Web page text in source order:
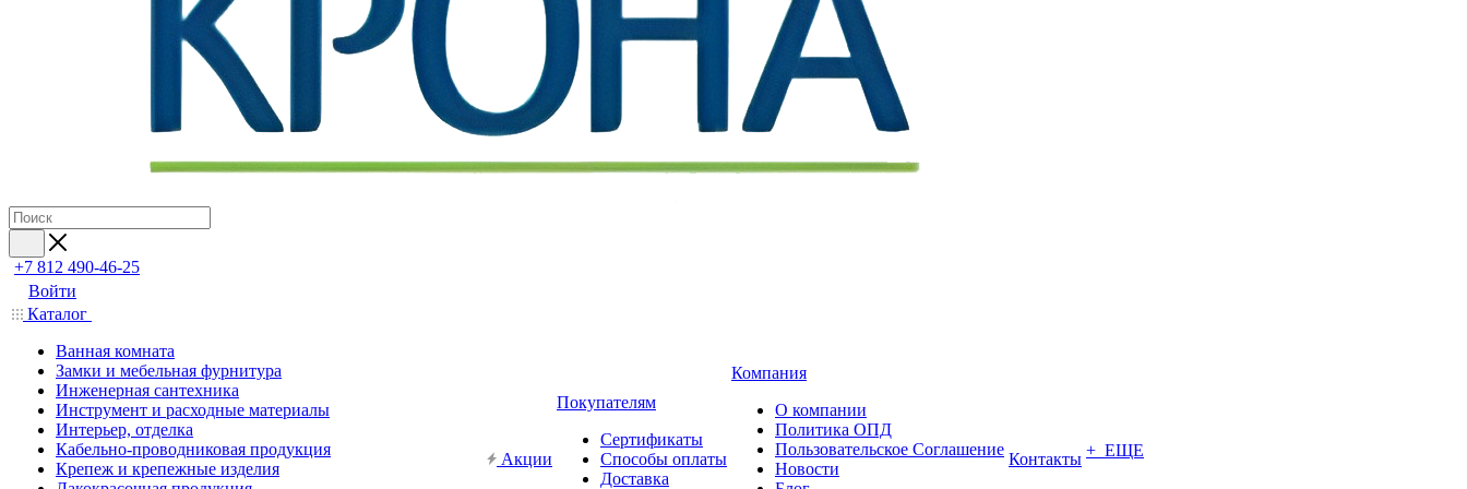
+7 812 490-46-25
Войти
Каталог
Ванная комната
Замки и мебельная фурнитура
Инженерная сантехника
Инструмент и расходные материалы
Интерьер, отделка
Кабельно-проводниковая продукция
Крепеж и крепежные изделия
Акции
Покупателям
Сертификаты
Способы оплаты
Доставка
Компания
О компании
Политика ОПД
Пользовательское Соглашение
Новости
Контакты + ЕЩЕ